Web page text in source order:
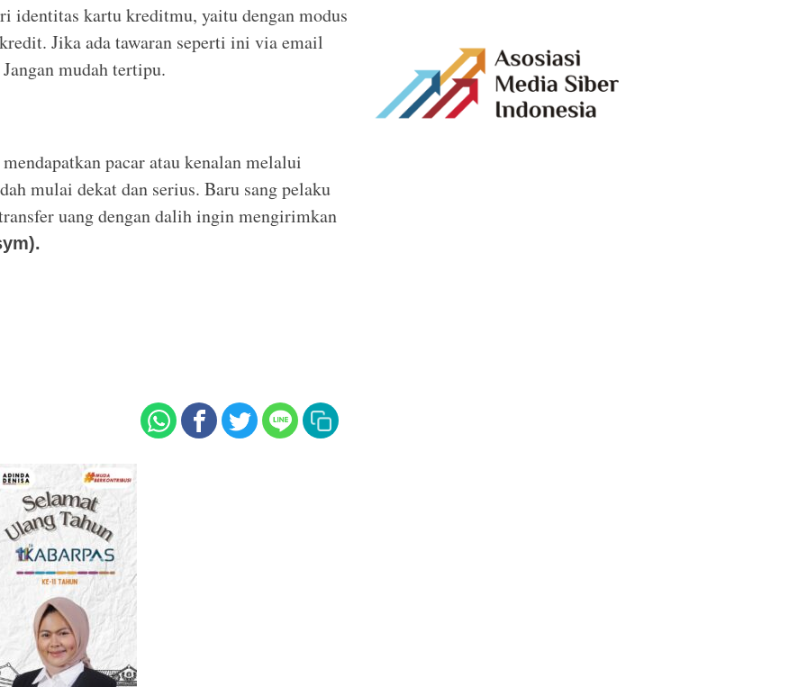
identitas kartu kreditmu, yaitu dengan modus
Jika ada tawaran seperti ini via email
mudah tertipu.
pacar atau kenalan melalui
mulai dekat dan serius. Baru sang pelaku
uang dengan dalih ingin mengirimkan